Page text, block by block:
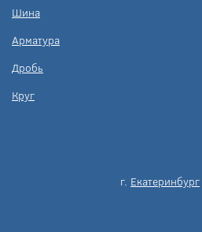
Шина
Арматура
Дробь
Круг
г. Екатеринбург